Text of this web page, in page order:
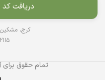
دریافت
کرج،
تمام حقوق